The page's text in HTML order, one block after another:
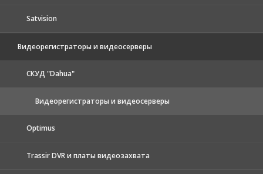
Satvision
Видеорегистраторы и видеосерверы
CКУД "Dahua"
Видеорегистраторы и видеосерверы
Optimus
Trassir DVR и платы видеозахвата